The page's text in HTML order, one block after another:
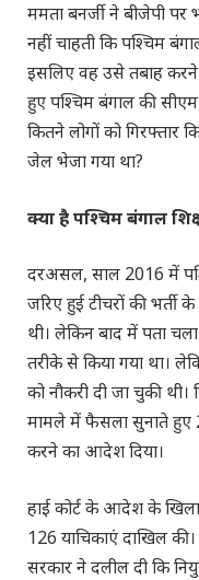
ममता बनर्जी ने बीजेपी पर
नहीं चाहती कि पश्चिम
इसलिए वह उसे तबाह करने
हुए पश्चिम बंगाल की
कितने लोगों को गिरफ्तार
जेल भेजा गया था?
क्या है पश्चिम बंगाल
दरअसल, साल 2016 में
जरिए हुई टीचरों की भर्ती
थी। लेकिन बाद में पता
तरीके से किया गया था।
को नौकरी दी जा चुकी
मामले में फैसला सुनाते हुए
करने का आदेश दिया।
हाई कोर्ट के आदेश के
126 याचिकाएं दाखिल
सरकार ने दलील दी कि